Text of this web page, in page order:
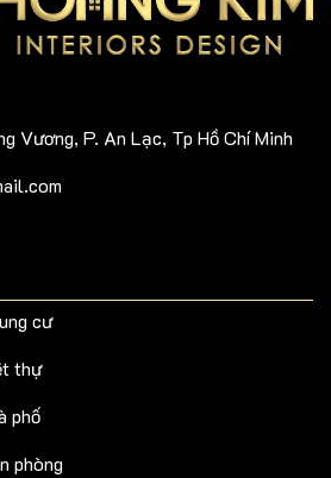
Vương, P. An Lạc, Tp Hồ Chí Minh
cư
thự
phố
phòng